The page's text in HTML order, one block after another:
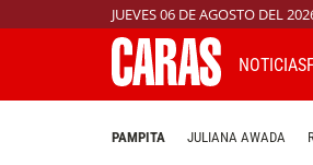
JUEVES 06 DE AGOSTO DEL
NOTICIAS
PAMPITA JULIANA AWADA